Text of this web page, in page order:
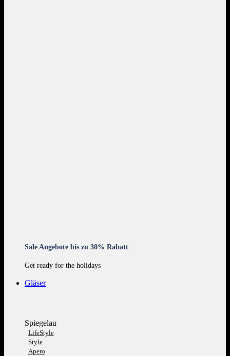
Sale Angebote bis zu 30% Rabatt
Get ready for the holidays
Gläser
Spiegelau
LifeStyle
Style
Apero